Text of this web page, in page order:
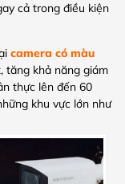
cả trong điều kiện
camera có màu
tăng khả năng giám
thực lên đến 60
khu vực lớn như